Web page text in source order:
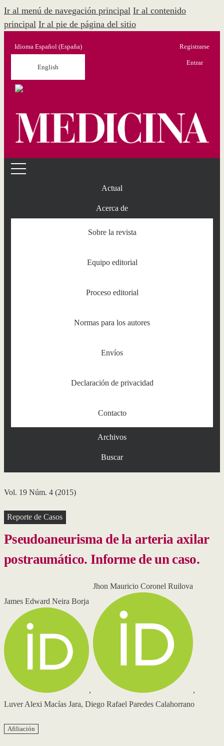
Ir al menú de navegación principal Ir al contenido
principal Ir al pie de página del sitio
Idioma Español (España)
English
Registrarse
Entrar
Actual
Acerca de
Sobre la revista
Equipo editorial
Proceso editorial
Normas para los autores
Envíos
Declaración de privacidad
Contacto
Archivos
Buscar
Vol. 19 Núm. 4 (2015)
Reporte de Casos
Pseudoaneurisma de la arteria axilar
postraumático. Informe de un caso.
James Edward Neira Borja
,
Jhon Mauricio Coronel Ruilova
,
Luver Alexi Macías Jara, Diego Rafael Paredes Calahorrano
Afiliación